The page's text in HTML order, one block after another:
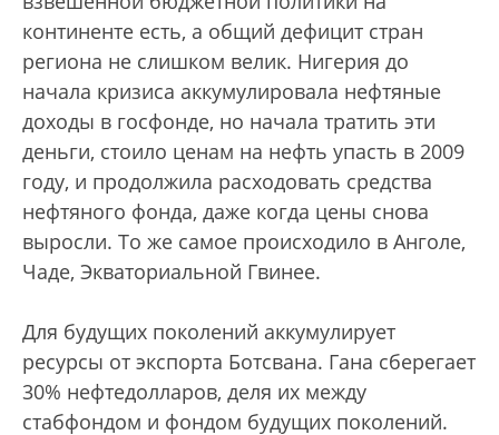
континенте есть, а общий дефицит стран
региона не слишком велик. Нигерия до
начала кризиса аккумулировала нефтяные
доходы в госфонде, но начала тратить эти
деньги, стоило ценам на нефть упасть в 2009
году, и продолжила расходовать средства
нефтяного фонда, даже когда цены снова
выросли. То же самое происходило в Анголе,
Чаде, Экваториальной Гвинее.
Для будущих поколений аккумулирует
ресурсы от экспорта Ботсвана. Гана сберегает
30% нефтедолларов, деля их между
стабфондом и фондом будущих поколений.